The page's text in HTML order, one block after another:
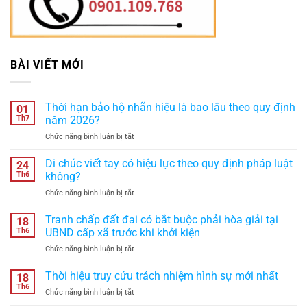
BÀI VIẾT MỚI
01
Th7
Thời hạn bảo hộ nhãn hiệu là bao lâu theo quy định
năm 2026?
Chức năng bình luận bị tắtở
hạn
nhãn
là
bao
theo
định
24
Th6
Di chúc viết tay có hiệu lực theo quy định pháp luật
không?
Chức năng bình luận bị tắtở
chúc
viết
tay
có
lực
quy
18
Th6
Tranh chấp đất đai có bắt buộc phải hòa giải tại
UBND cấp xã trước khi khởi kiện
Chức năng bình luận bị tắtở
chấp
đai
18
Th6
Thời hiệu truy cứu trách nhiệm hình sự mới nhất
Chức năng bình luận bị tắtở